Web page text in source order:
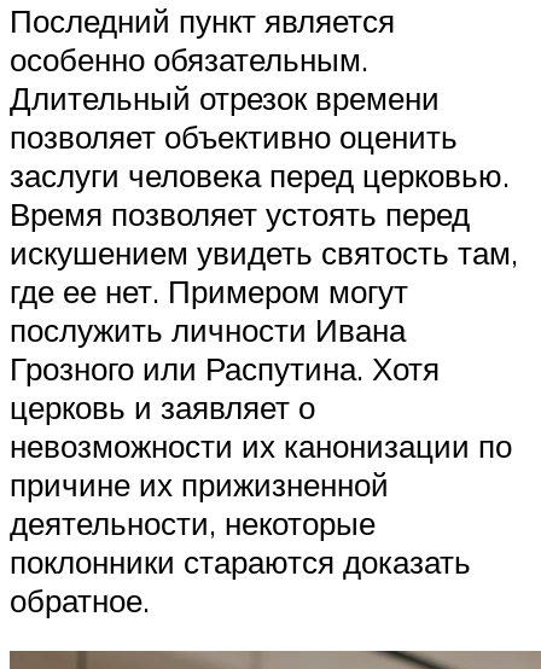
Последний пункт является
особенно обязательным.
Длительный отрезок времени
позволяет объективно оценить
заслуги человека перед церковью.
Время позволяет устоять перед
искушением увидеть святость там,
где ее нет. Примером могут
послужить личности Ивана
Грозного или Распутина. Хотя
церковь и заявляет о
невозможности их канонизации по
причине их прижизненной
деятельности, некоторые
поклонники стараются доказать
обратное.